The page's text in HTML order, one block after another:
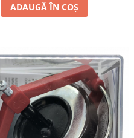
ADAUGĂ ÎN COȘ